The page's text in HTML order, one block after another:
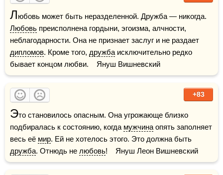
Л
Любовь преисполнена гордыни, эгоизма, алчности,
дипломов. Кроме того, дружба исключительно редко
бывает концом любви.    Януш Вишневский
+83
Это становилось опасным. Она угрожающе близко
подбиралась к состоянию, когда мужчина опять заполняет
весь её мир
дружба. Отнюдь не любовь!    Януш Леон Вишневский